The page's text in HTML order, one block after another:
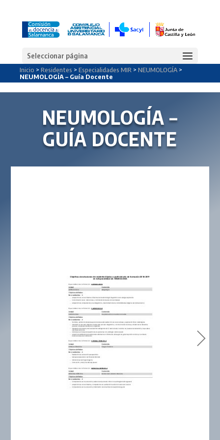
Seleccionar página
Inicio > Residentes > Especialidades MIR > NEUMOLOGÍA >
NEUMOLOGÍA – Guía Docente
NEUMOLOGÍA –
GUÍA DOCENTE